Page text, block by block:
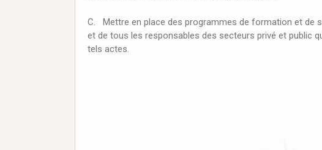
C. Mettre en place des programmes de formation et de
et de tous les responsables des secteurs privé et public
tels actes.